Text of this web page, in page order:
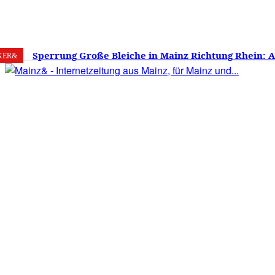
8. August 2026 16.7 Mainz
Sperrung Große Bleiche in Mainz Richtung Rhein:
verwirrt, Mainzer stinksauer – Haben die Mainzer